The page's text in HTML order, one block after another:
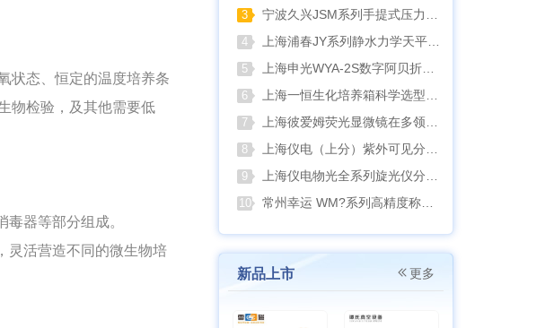
状态、恒定的温度培养条
物检验，及其他需要低
器等部分组成。
灵活营造不同的微生物培
3 宁波久兴JSM系列手提式压力蒸汽灭菌器：安全高效的实验室灭菌利器
4 上海浦春JY系列静水力学天平：工程与科研领域的精准密度测试利器
5 上海申光WYA-2S数字阿贝折射仪与低温恒温槽组合应用方案
6 上海一恒生化培养箱科学选型指南
7 上海彼爱姆荧光显微镜在多领域样品荧光成像中的应用与工艺优化
8 上海仪电（上分）紫外可见分光光度计如何选型
9 上海仪电物光全系列旋光仪分类选型指南
10 常州幸运 WM?系列高精度称重模块如何选择
新品上市 更多